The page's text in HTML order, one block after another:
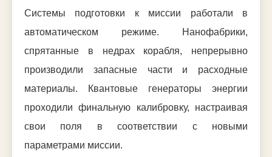
Системы подготовки к миссии работали в
автоматическом режиме. Нанофабрики,
спрятанные в недрах корабля, непрерывно
производили запасные части и расходные
материалы. Квантовые генераторы энергии
проходили финальную калибровку, настраивая
свои поля в соответствии с новыми
параметрами миссии.